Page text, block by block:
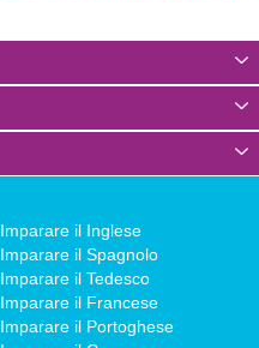
Imparare il Inglese
Imparare il Spagnolo
Imparare il Tedesco
Imparare il Francese
Imparare il Portoghese